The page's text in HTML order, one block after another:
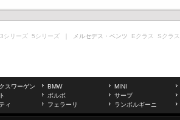
3シリーズ 5シリーズ ｜ メルセデス・ベンツ Eクラス Sクラス
スワーゲン BMW
MINI
ボルボ
サーブ
ィ フェラーリ ランボルギーニ